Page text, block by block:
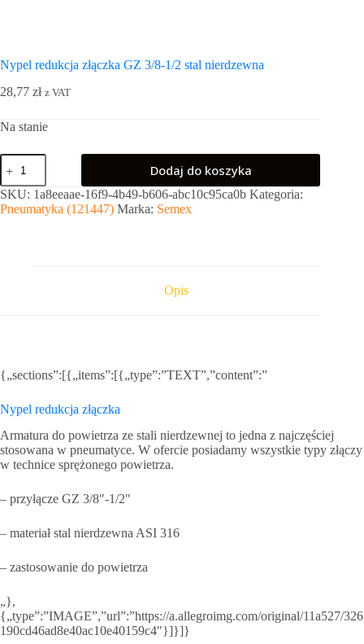
Nypel redukcja złączka GZ 3/8-1/2 stal nierdzewna
28,77 zł z VAT
Na stanie
ilość
Nypel
redukcja
złączka
GZ
Dodaj do koszyka
SKU: 1a8eeaae-16f9-4b49-b606-abc10c95ca0b Kategoria:
Pneumatyka (121447) Marka: Semex
Opis
{„sections”:[{„items”:[{„type”:”TEXT”,”content”:”
Nypel redukcja złączka
Armatura do powietrza ze stali nierdzewnej to jedna z najczęściej
stosowana w pneumatyce. W ofercie posiadamy wszystkie typy złączy
w technice sprężonego powietrza.
– przyłącze GZ 3/8″-1/2″
– materiał stal nierdzewna ASI 316
– zastosowanie do powietrza
„},
{„type”:”IMAGE”,”url”:”https://a.allegroimg.com/original/11a527/326
190cd46ad8e40ac10e40159c4″}]}]}